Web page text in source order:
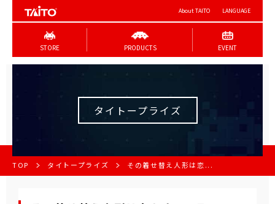
About TAITO LANGUAGE
STORE PRODUCTS EVENT
タイトープライズ
TOP タイトープライズ その着せ替え人形は恋...